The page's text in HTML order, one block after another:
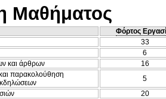
Μαθήματος
Φόρτος
33
6
και άρθρων
16
και παρακολούθηση
5
20